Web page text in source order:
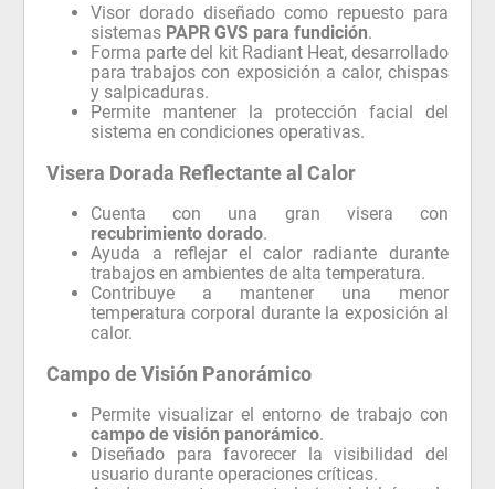
Visor dorado diseñado como repuesto para
sistemas PAPR GVS para fundición.
Forma parte del kit Radiant Heat, desarrollado
para trabajos con exposición a calor, chispas
y salpicaduras.
Permite mantener la protección facial del
sistema en condiciones operativas.
Visera Dorada Reflectante al Calor
Cuenta con una gran visera con
recubrimiento dorado.
Ayuda a reflejar el calor radiante durante
trabajos en ambientes de alta temperatura.
Contribuye a mantener una menor
temperatura corporal durante la exposición al
calor.
Campo de Visión Panorámico
Permite visualizar el entorno de trabajo con
campo de visión panorámico.
Diseñado para favorecer la visibilidad del
usuario durante operaciones críticas.